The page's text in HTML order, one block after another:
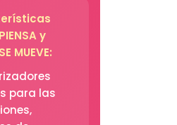
y
MUEVE:
para las